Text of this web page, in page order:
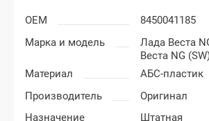
OEM
8450041185
Марка и модель
Лада Веста
Веста NG
Материал
АБС-пластик
Производитель
Оригинал
Назначение
Штатная